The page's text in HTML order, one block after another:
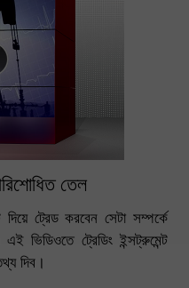
তেল
ট্রেড করবেন সেটা সম্পর্কে
ভিডিওতে ট্রেডিং ইন্সট্রুমেন্ট
দিব।